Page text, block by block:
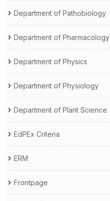
Department of Pathobiology
Department of Pharmacology
Department of Physics
Department of Physiology
Department of Plant Science
EdPEx Criteria
ERM
Frontpage